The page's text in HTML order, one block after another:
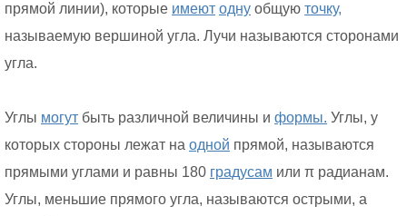
прямой линии), которые имеют одну общую точку,
называемую вершиной угла. Лучи называются сторонами
угла.
Углы могут быть различной величины и формы. Углы, у
которых стороны лежат на одной прямой, называются
прямыми углами и равны 180 градусам или π радианам.
Углы, меньшие прямого угла, называются острыми, а